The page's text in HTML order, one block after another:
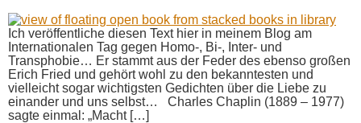
Ich veröffentliche diesen Text hier in meinem Blog am
Internationalen Tag gegen Homo-, Bi-, Inter- und
Transphobie… Er stammt aus der Feder des ebenso großen
Erich Fried und gehört wohl zu den bekanntesten und
vielleicht sogar wichtigsten Gedichten über die Liebe zu
einander und uns selbst… Charles Chaplin (1889 – 1977)
sagte einmal: „Macht […]